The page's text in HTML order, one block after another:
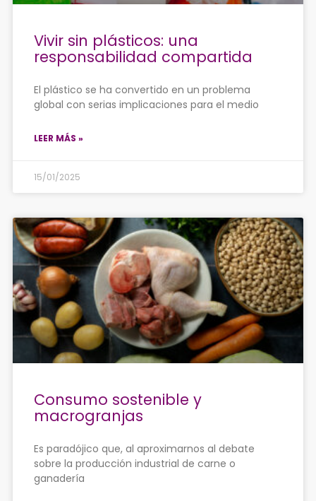
Vivir sin plásticos: una
responsabilidad compartida
El plástico se ha convertido en un problema
global con serias implicaciones para el medio
LEER MÁS »
15/01/2025
Consumo sostenible y
macrogranjas
Es paradójico que, al aproximarnos al debate
sobre la producción industrial de carne o
ganadería